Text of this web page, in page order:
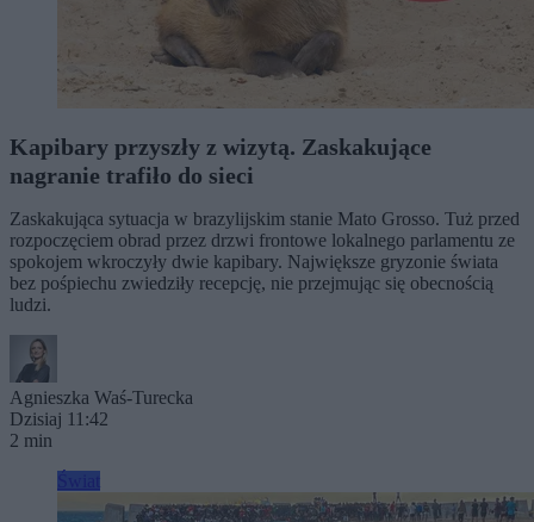
Kapibary przyszły z wizytą. Zaskakujące
nagranie trafiło do sieci
Zaskakująca sytuacja w brazylijskim stanie Mato Grosso. Tuż przed
rozpoczęciem obrad przez drzwi frontowe lokalnego parlamentu ze
spokojem wkroczyły dwie kapibary. Największe gryzonie świata
bez pośpiechu zwiedziły recepcję, nie przejmując się obecnością
ludzi.
Agnieszka Waś-Turecka
Dzisiaj 11:42
2 min